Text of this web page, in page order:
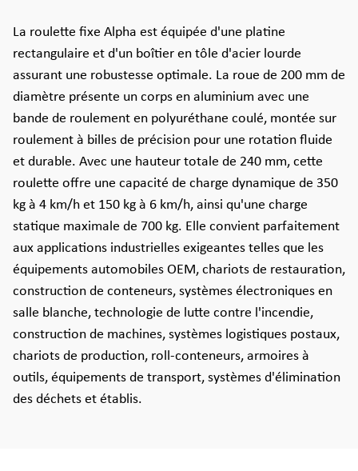
La roulette fixe Alpha est équipée d'une platine
rectangulaire et d'un boîtier en tôle d'acier lourde
assurant une robustesse optimale. La roue de 200 mm de
diamètre présente un corps en aluminium avec une
bande de roulement en polyuréthane coulé, montée sur
roulement à billes de précision pour une rotation fluide
et durable. Avec une hauteur totale de 240 mm, cette
roulette offre une capacité de charge dynamique de 350
kg à 4 km/h et 150 kg à 6 km/h, ainsi qu'une charge
statique maximale de 700 kg. Elle convient parfaitement
aux applications industrielles exigeantes telles que les
équipements automobiles OEM, chariots de restauration,
construction de conteneurs, systèmes électroniques en
salle blanche, technologie de lutte contre l'incendie,
construction de machines, systèmes logistiques postaux,
chariots de production, roll-conteneurs, armoires à
outils, équipements de transport, systèmes d'élimination
des déchets et établis.